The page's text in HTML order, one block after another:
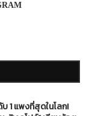
1 แพงที่สุดในโลก!